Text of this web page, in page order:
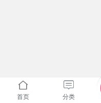
首页 分类